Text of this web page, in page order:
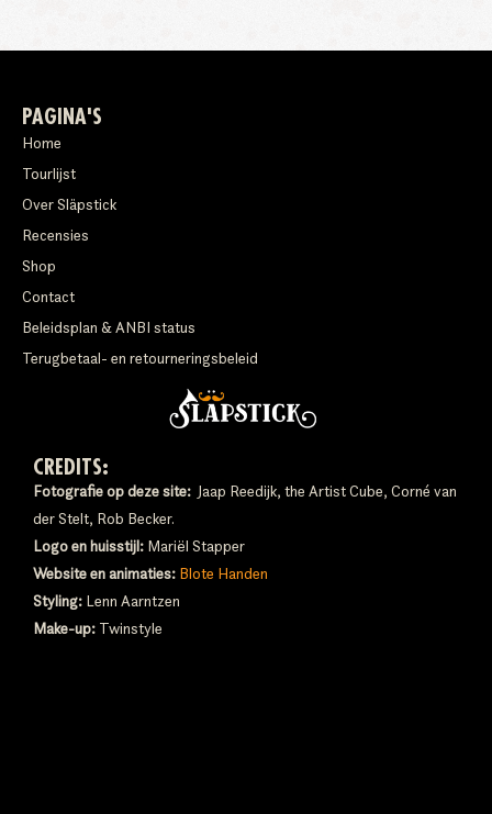
PAGINA'S
Home
Tourlijst
Over Släpstick
Recensies
Shop
Contact
Beleidsplan & ANBI status
Terugbetaal- en retourneringsbeleid
CREDITS:
Fotografie op deze site: Jaap Reedijk, the Artist Cube, Corné van
der Stelt, Rob Becker.
Logo en huisstijl: Mariël Stapper
Website en animaties: Blote Handen
Styling: Lenn Aarntzen
Make-up: Twinstyle